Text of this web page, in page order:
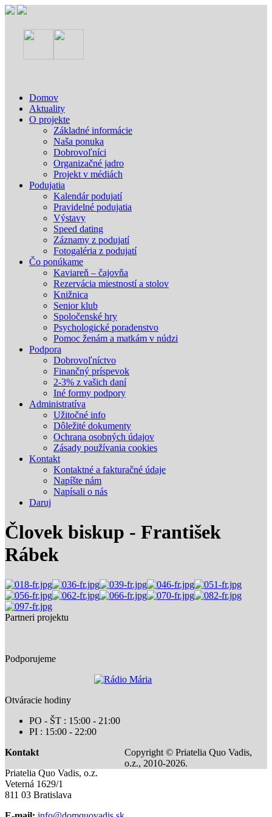
Domov
Aktuality
O projekte
Základné informácie
Naša ponuka
Dobrovoľníci
Organizačné jadro
Projekt v médiách
Podujatia
Kalendár podujatí
Pravidelné podujatia
Výstavy
Speed dating
Záznamy z podujatí
Fotogaléria z podujatí
Čo ponúkame
Kaviareň – čajovňa
Rezervácia miestností a stolov
Knižnica
Senior klub
Spoločenské hry
Psychologické poradenstvo
Pomoc ženám a matkám v núdzi
Podpora
Dobrovoľníctvo
Finančný príspevok
2-3% z vašich daní
Iné formy podpory
Administratíva
Užitočné info
Dôležité dokumenty
Ochrana osobných údajov
Zásady používania cookies
Kontakt
Kontaktné a fakturačné údaje
Napíšte nám
Napísali o nás
Daruj
Človek biskup - František
Rábek
Partneri projektu
Podporujeme
Otváracie hodiny
PO - ŠT : 15:00 - 21:00
PI : 15:00 - 22:00
Kontakt
Priatelia Quo Vadis, o.z.
Veterná 1629/1
811 03 Bratislava
Copyright © Priatelia Quo Vadis,
o.z., 2010-2026.